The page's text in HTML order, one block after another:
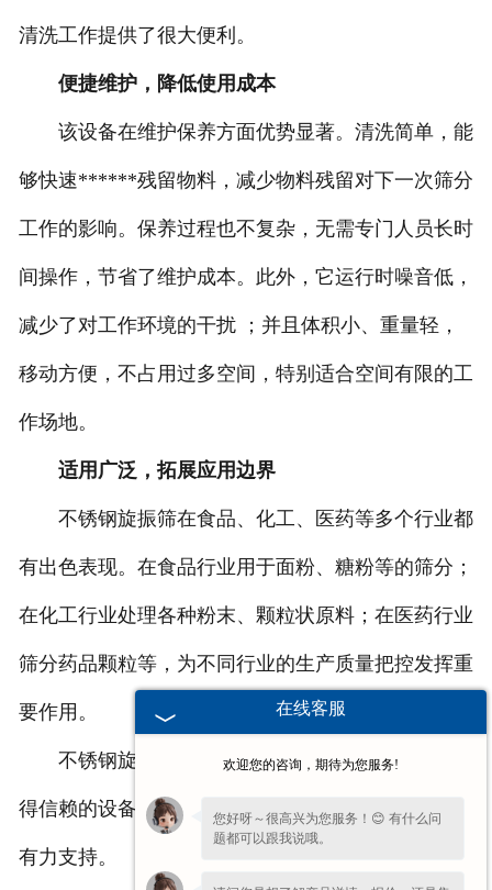
清洗工作提供了很大便利。
便捷维护，降低使用成本
该设备在维护保养方面优势显著。清洗简单，能
够快速******残留物料，减少物料残留对下一次筛分
工作的影响。保养过程也不复杂，无需专门人员长时
间操作，节省了维护成本。此外，它运行时噪音低，
减少了对工作环境的干扰 ；并且体积小、重量轻，
移动方便，不占用过多空间，特别适合空间有限的工
作场地。
适用广泛，拓展应用边界
不锈钢旋振筛在食品、化工、医药等多个行业都
有出色表现。在食品行业用于面粉、糖粉等的筛分；
在化工行业处理各种粉末、颗粒状原料；在医药行业
筛分药品颗粒等，为不同行业的生产质量把控发挥重
要作用。
不锈钢旋振筛以其独特优势，成为了筛分领域值
得信赖的设备，为各类生产加工企业的筛分工作提供
有力支持。
在线客服
欢迎您的咨询，期待为您服务!
您好呀～很高兴为您服务！😊 有什么问
题都可以跟我说哦。